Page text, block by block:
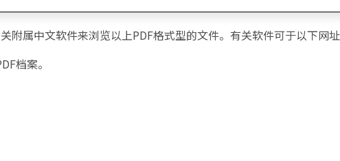
附属中文软件来浏览以上PDF格式型的文件。有关软件可于以下网
档案。